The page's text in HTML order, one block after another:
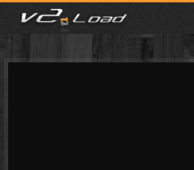
meist gesehen